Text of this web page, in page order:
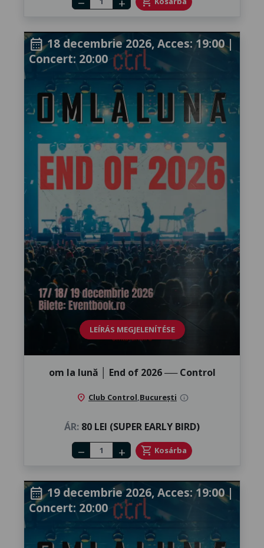
remove add
calendar_month18 decembrie 2026, Acces: 19:00 |
Concert: 20:00
LEÍRÁS MEGJELENÍTÉSE
om la lună │ ​End of 2026 ── Control
location_on Club Control,București info
ÁR: 80 LEI (SUPER EARLY BIRD)
Number of tickets
remove add shopping_cart Kosárba
calendar_month19 decembrie 2026, Acces: 19:00 |
Concert: 20:00